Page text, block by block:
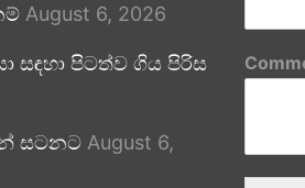
August 6, 2026
සඳහා පිටත්ව ගිය පිරිස
සටනට August 6,